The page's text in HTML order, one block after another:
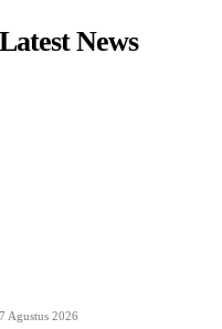
Latest News
7 Agustus 2026